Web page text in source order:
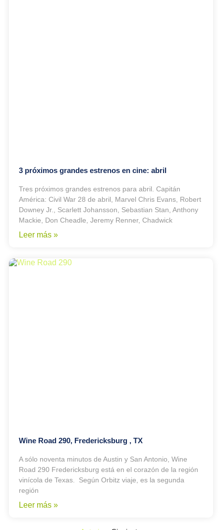
3 próximos grandes estrenos en cine: abril
Tres próximos grandes estrenos para abril. Capitán
América: Civil War 28 de abril, Marvel Chris Evans, Robert
Downey Jr., Scarlett Johansson, Sebastian Stan, Anthony
Mackie, Don Cheadle, Jeremy Renner, Chadwick
Leer más »
Wine Road 290, Fredericksburg , TX
A sólo noventa minutos de Austin y San Antonio, Wine
Road 290 Fredericksburg está en el corazón de la región
vinícola de Texas. Según Orbitz viaje, es la segunda
región
Leer más »